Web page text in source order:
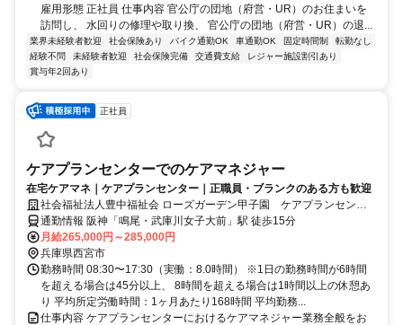
雇用形態 正社員 仕事内容 官公庁の団地（府営・UR）のお住まいを
訪問し、 水回りの修理や取り換、 官公庁の団地（府営・UR）の退...
業界未経験者歓迎 社会保険あり バイク通勤OK 車通勤OK 固定時間制
転勤なし
経験不問
未経験者歓迎 社会保険完備 交通費支給
レジャー施設割引あり
賞与年2回あり
正社員
ケアプランセンターでのケアマネジャー
在宅ケアマネ｜ケアプランセンター｜正職員・ブランクのある方も歓迎
社会福祉法人豊中福祉会 ローズガーデン甲子園 ケアプランセンタ
ー
通勤情報 阪神「鳴尾・武庫川女子大前」駅 徒歩15分
月給265,000円～285,000円
兵庫県西宮市
勤務時間 08:30〜17:30（実働：8.0時間） ※1日の勤務時間が6時間
を超える場合は45分以上、 8時間を超える場合は1時間以上の休憩あ
り 平均所定労働時間：1ヶ月あたり168時間 平均勤務...
仕事内容 ケアプランセンターにおけるケアマネジャー業務全般をお